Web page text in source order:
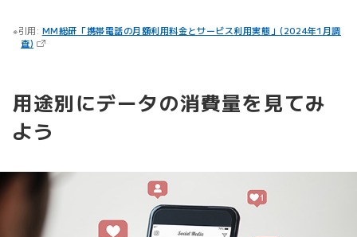
引用: MM総研「携帯電話の月額利用料金とサービス利用実態」(2024年1月調
査)
（新しいタブで開きます）
用途別にデータの消費量を見てみ
よう